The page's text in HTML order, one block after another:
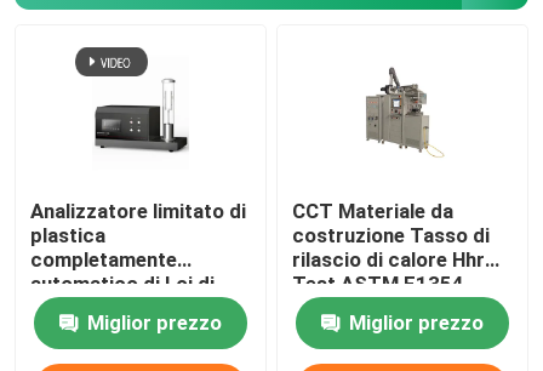
Analizzatore limitato di
plastica
completamente
automatico di Loi di
indice dell'ossigeno
ISO4589-2 di ASTM D
2863
Miglior prezzo
CCT Materiale da
costruzione Tasso di
rilascio di calore Hhr
Test ASTM E1354
ISO5660 Calorimetro a
cono Miglior prezzo